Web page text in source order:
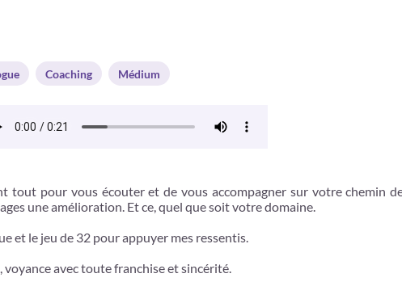
Coaching Médium
tout pour vous écouter et de vous accompagner sur votre chemin
une amélioration. Et ce, quel que soit votre domaine.
et le jeu de 32 pour appuyer mes ressentis.
avec toute franchise et sincérité.